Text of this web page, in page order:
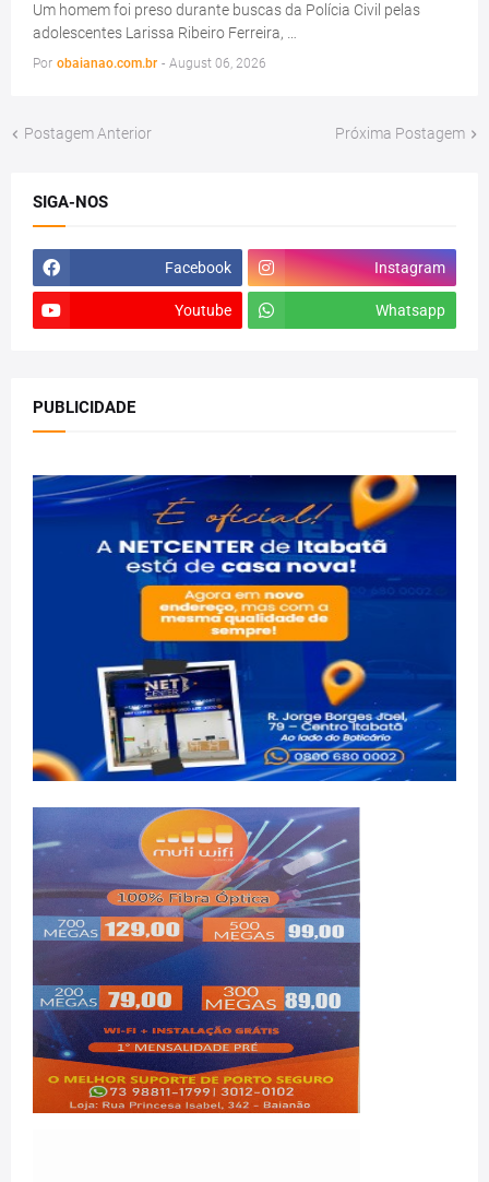
Um homem foi preso durante buscas da Polícia Civil pelas
adolescentes Larissa Ribeiro Ferreira, …
Por obaianao.com.br - August 06, 2026
Postagem Anterior Próxima Postagem
SIGA-NOS
Facebook Instagram
Youtube Whatsapp
PUBLICIDADE